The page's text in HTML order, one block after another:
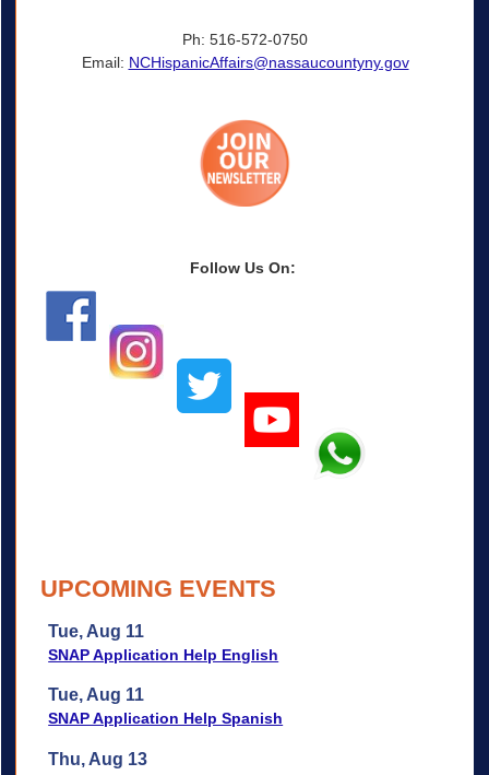
Ph: 516-572-0750
Email: NCHispanicAffairs@nassaucountyny.gov
Follow Us On:
UPCOMING EVENTS
Tue, Aug 11
SNAP Application Help English
Tue, Aug 11
SNAP Application Help Spanish
Thu, Aug 13